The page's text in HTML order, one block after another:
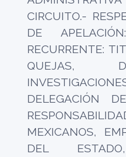
CIRCUITO.-
DE
RECURRENTE:
QUEJAS,
DELEGACIÓN
MEXICANOS,
DEL